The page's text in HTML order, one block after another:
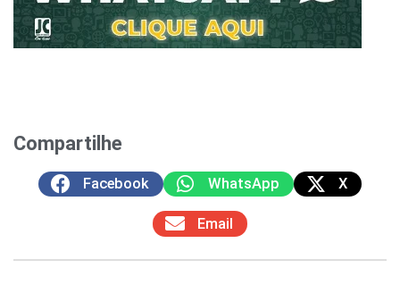
Compartilhe
Facebook WhatsApp X
Email